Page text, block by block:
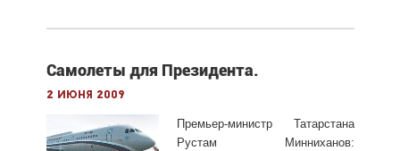
Самолеты для Президента.
2 июня 2009
Премьер-министр Татарстана
Рустам Минниханов: